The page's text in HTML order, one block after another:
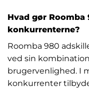
Hvad gør
konkurrenterne?
Roomba 980
ved sin
brugervenlighed. I
konkurrenter